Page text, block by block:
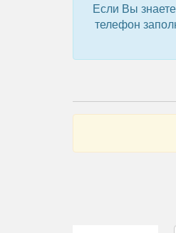
Если Вы
телефон